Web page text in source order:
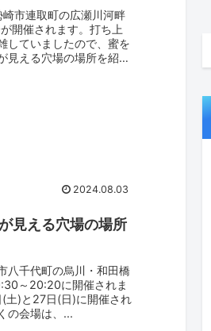
市連取町の広瀬川河畔
開催されます。打ち上
していましたので、蜜を
見える穴場の場所を紹介
2024.08.03
見える穴場の場所
八千代町の烏川・和田橋
～20:20に開催されま
)と27日(日)に開催され
の会場は、...